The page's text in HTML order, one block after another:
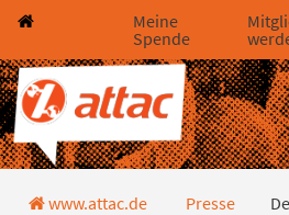
Direkt zum Hauptinhalt springen
Direkt zur Haupt-Navigation springen
Direkt zur Service-Navigation springen
Direkt zur Footer-Navigation springen
Direkt zum Footerinhalt springen
Meine
Spende
Detailansicht
www.attac.de Presse